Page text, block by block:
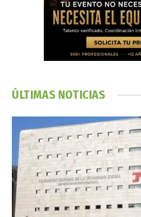
ÚLTIMAS NOTICIAS